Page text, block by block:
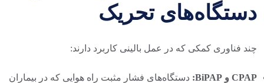
دستگاه‌های تحریک
چند فناوری کمکی که در عمل بالینی کاربرد دارند:
CPAP و BiPAP:
دستگاه‌های فشار مثبت راه هوایی که در بیماران